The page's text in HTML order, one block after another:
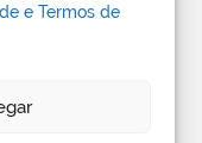
e Termos de